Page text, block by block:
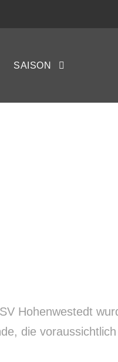
SAISON
aus
Hohenwestedt
die